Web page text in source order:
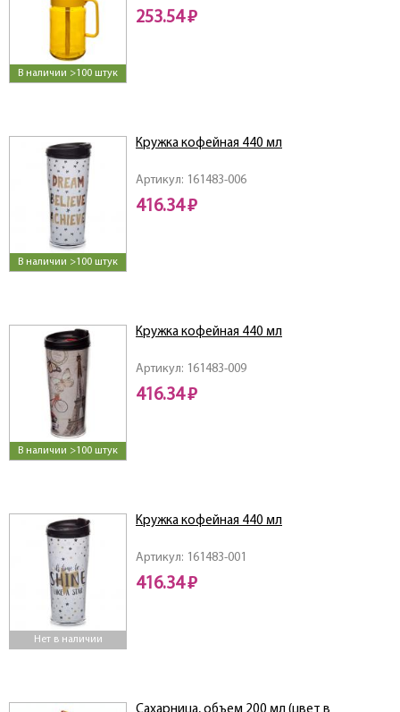
В наличии >100 штук
253.54 ₽
В наличии >100 штук
Артикул: 161483-006
Кружка кофейная 440 мл
416.34 ₽
В наличии >100 штук
Артикул: 161483-009
Кружка кофейная 440 мл
416.34 ₽
Нет в наличии
Артикул: 161483-001
Кружка кофейная 440 мл
416.34 ₽